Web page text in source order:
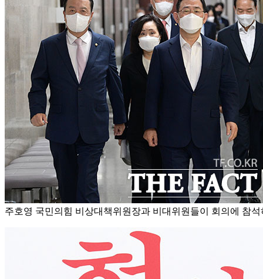
주호영 국민의힘 비상대책위원장과 비대위원들이 회의에 참석